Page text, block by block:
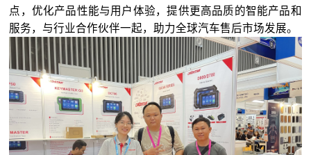
点，优化产品性能与用户体验，提供更高品质的智能产品和
服务，与行业合作伙伴一起，助力全球汽车售后市场发展。